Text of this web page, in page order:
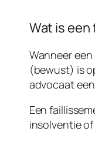
Wat is
Wanneer
(bewust) is
advocaat
Een
insolventie